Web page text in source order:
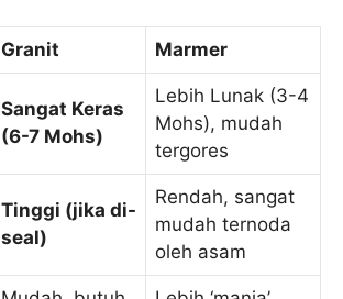
Granit Marmer
Sangat Keras
(6-7 Mohs)
Lebih Lunak (3-4
Mohs), mudah
tergores
Tinggi (jika di-
seal)
Rendah, sangat
mudah ternoda
oleh asam